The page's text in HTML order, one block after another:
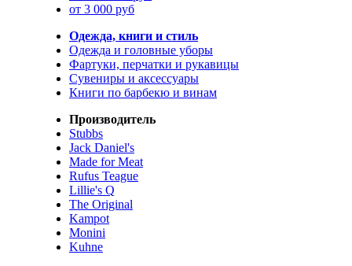
от 3 000 руб
Одежда, книги и стиль
Одежда и головные уборы
Фартуки, перчатки и рукавицы
Сувениры и аксессуары
Книги по барбекю и винам
Производитель
Stubbs
Jack Daniel's
Made for Meat
Rufus Teague
Lillie's Q
The Original
Kampot
Monini
Kuhne